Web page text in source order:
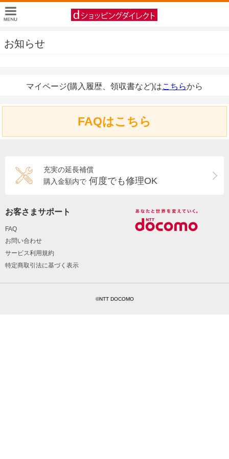
お知らせ
マイページ(購入履歴、領収書など)はこちらから
FAQはこちら
充実の延長補償
購入金額内で 何度でも修理OK
お客さまサポート
FAQ
お問い合わせ
サービス利用規約
特定商取引法に基づく表示
©NTT DOCOMO